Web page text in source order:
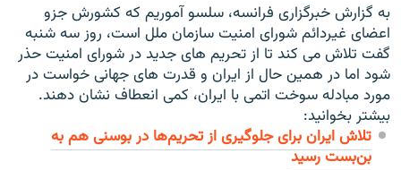
به گزارش خبرگزاری فرانسه، سلسو آموريم که کشورش جزو
اعضای غيردائم شورای امنيت سازمان ملل است، روز سه شنبه
گفت تلاش می کند تا از تحريم های جديد در شورای امنيت حذر
شود اما در همين حال از ايران و قدرت های جهانی خواست در
مورد مبادله سوخت اتمی با ايران، کمی انعطاف نشان دهند.
بیشتر بخوانید:
تلاش ایران برای جلوگیری از تحریم‌ها در بوسنی هم به
بن‌بست رسید